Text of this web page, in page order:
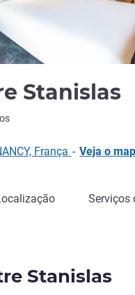
Stanislas
ALL)
França - Veja o
Serviços
Stanislas